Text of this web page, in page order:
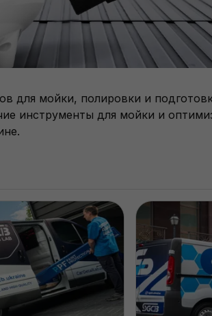
для мойки, полировки и
инструменты для мойки и